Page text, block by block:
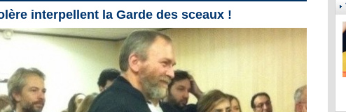
interpellent la Garde des sceaux !